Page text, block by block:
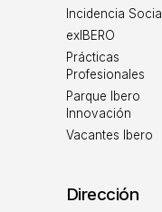
Incidencia Social
exIBERO
Prácticas
Profesionales
Parque Ibero
Innovación
Vacantes Ibero
Dirección